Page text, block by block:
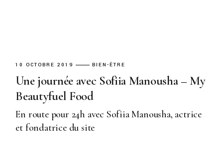
10 OCTOBRE 2019 BIEN-ÊTRE
Une journée avec Sofiia Manousha – My
Beautyfuel Food
En route pour 24h avec Sofiia Manousha, actrice
et fondatrice du site